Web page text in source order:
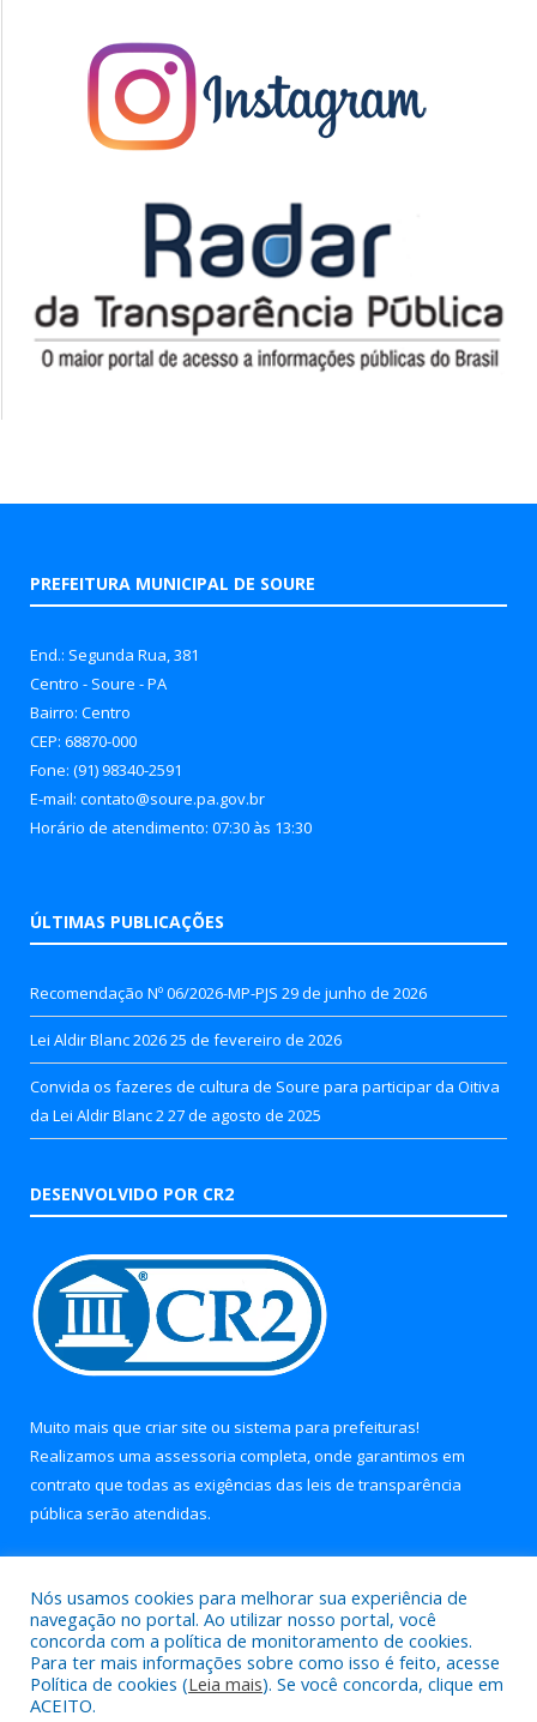
PREFEITURA MUNICIPAL DE SOURE
End.: Segunda Rua, 381
Centro - Soure - PA
Bairro: Centro
CEP: 68870-000
Fone: (91) 98340-2591
E-mail: contato@soure.pa.gov.br
Horário de atendimento: 07:30 às 13:30
ÚLTIMAS PUBLICAÇÕES
Recomendação Nº 06/2026-MP-PJS 29 de junho de 2026
Lei Aldir Blanc 202625 de fevereiro de 2026
Convida os fazeres de cultura de Soure para participar da Oitiva
da Lei Aldir Blanc 2 27 de agosto de 2025
DESENVOLVIDO POR CR2
Muito mais que criar site ou sistema para prefeituras!
Realizamos uma assessoria completa, onde garantimos em
contrato que todas as exigências das leis de transparência
pública serão atendidas.
Todos os direitos reservados a Prefeitura Municipal de Soure.
Nós usamos cookies para melhorar sua experiência de
navegação no portal. Ao utilizar nosso portal, você
concorda com a política de monitoramento de cookies.
Para ter mais informações sobre como isso é feito, acesse
Política de cookies (Leia mais). Se você concorda, clique em
ACEITO.